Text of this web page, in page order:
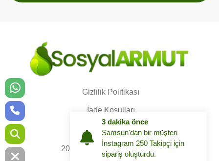
Gizlilik Politikası
İade Koşulları
Müşteri Sözleşmesi
2025 © Tüm hakları saklıdır.
3 dakika önce
Samsun'dan bir müşteri
İnstagram 250 Takipçi için
sipariş oluşturdu.